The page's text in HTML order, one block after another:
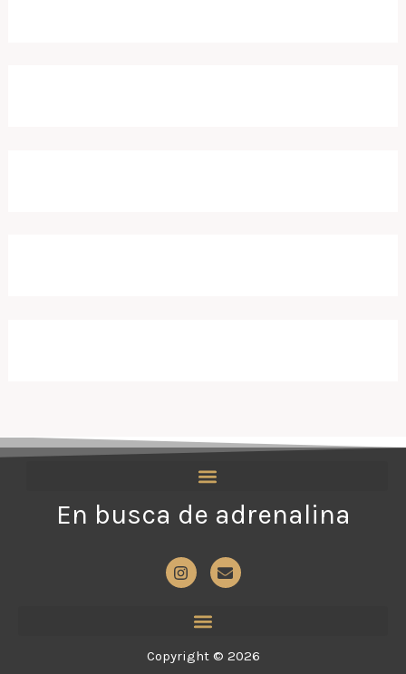
En busca de adrenalina
I
g
E
o
Copyright © 2026